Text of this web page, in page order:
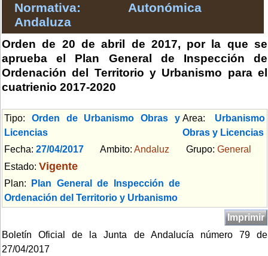
Normativa: Autonómica
Andaluza
Orden de 20 de abril de 2017, por la que se
aprueba el Plan General de Inspección de
Ordenación del Territorio y Urbanismo para el
cuatrienio 2017-2020
Tipo: Orden de Urbanismo Obras y
Licencias
Area: Urbanismo
Obras y Licencias
Fecha: 27/04/2017 Ambito: Andaluz Grupo: General
Estado: Vigente
Plan:
Plan General de Inspección de
Ordenación del Territorio y Urbanismo
Imprimir
Boletín Oficial de la Junta de Andalucía número 79 de
27/04/2017